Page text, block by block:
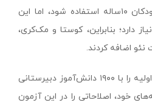
می‌تواند با موفقیت برای کودکان ۱۰ساله استفاده شود، اما این
دارد؛ بنابراین، کوستا و مک‌کری،
آنها در سال ۲۰۰۲، آزمایش اولیه را با ۱۹۰۰ دانش‌آموز دبیرستانی
خود، اصلاحاتی را در این آزمون